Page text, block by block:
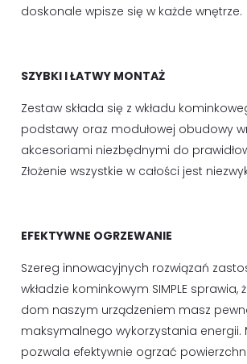
doskonale wpisze się w każde wnętrze.
SZYBKI I ŁATWY MONTAŻ
Zestaw składa się z wkładu
podstawy oraz modułowej obudowy
akcesoriami niezbędnymi do
Złożenie wszystkie w całości jest
EFEKTYWNE OGRZEWANIE
Szereg innowacyjnych rozwiązań
wkładzie kominkowym SIMPLE sprawia,
dom naszym urządzeniem masz
maksymalnego wykorzystania energii.
pozwala efektywnie ogrzać